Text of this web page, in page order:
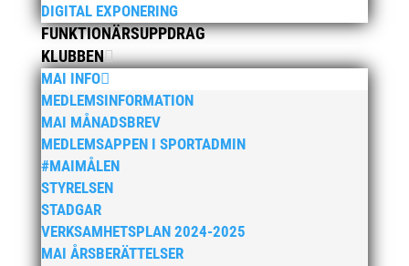
DIGITAL EXPONERING
FUNKTIONÄRSUPPDRAG
KLUBBEN
MAI INFO
MEDLEMSINFORMATION
MAI MÅNADSBREV
MEDLEMSAPPEN I SPORTADMIN
#MAIMÅLEN
STYRELSEN
STADGAR
VERKSAMHETSPLAN 2024-2025
MAI ÅRSBERÄTTELSER
juni 2020
april 2020
mars 2020
februari 2020
januari 2020
november 2019
oktober 2019
september 2019
augusti 2019
juli 2019